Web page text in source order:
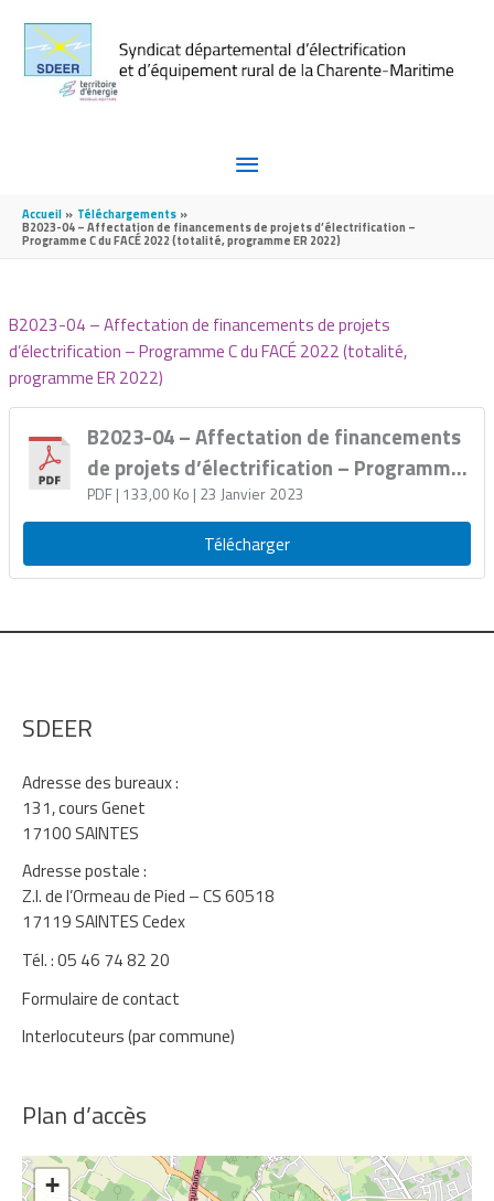
MENU
PRINCIPAL
Accueil Téléchargements
B2023-04 – Affectation de financements de projets d’électrification –
Programme C du FACÉ 2022 (totalité, programme ER 2022)
B2023-04 – Affectation de financements de projets
d’électrification – Programme C du FACÉ 2022 (totalité,
programme ER 2022)
B2023-04 – Affectation de financements
de projets d’électrification – Programme
C du FACÉ 2022 (totalité, programme ER
2022)
PDF| 133,00 Ko | 23 Janvier 2023
Télécharger
SDEER
Adresse des bureaux :
131, cours Genet
17100 SAINTES
Adresse postale :
Z.I. de l’Ormeau de Pied – CS 60518
17119 SAINTES Cedex
Tél. : 05 46 74 82 20
Formulaire de contact
Interlocuteurs (par commune)
Plan d’accès
+